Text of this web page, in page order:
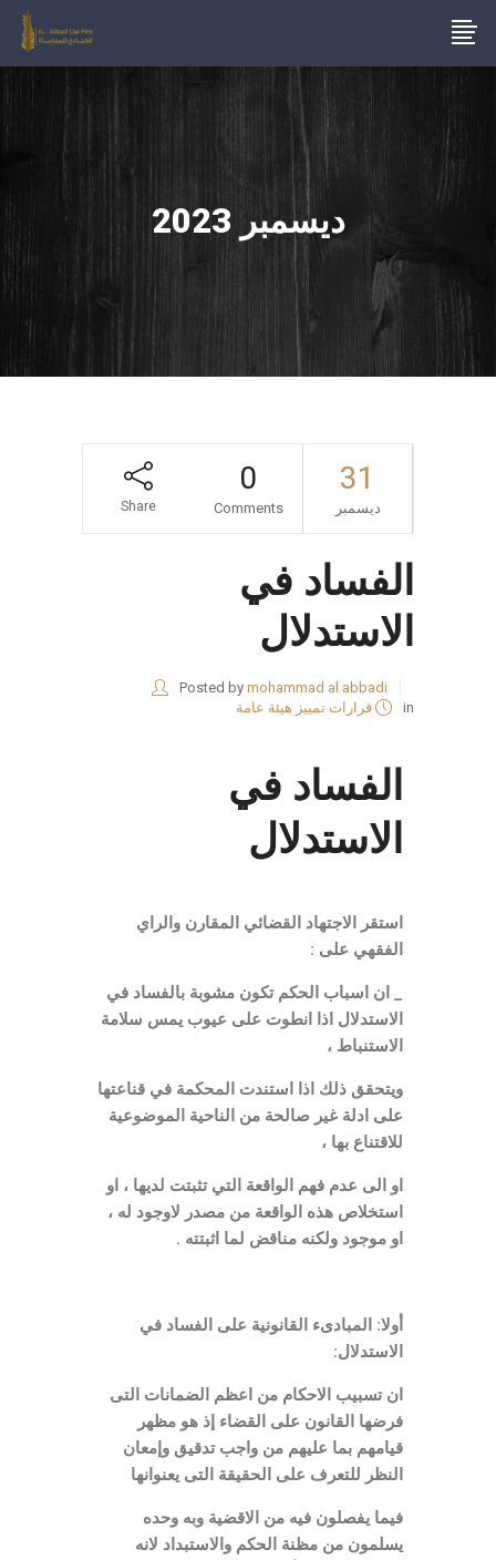
ديسمبر 2023
31
ديسمبر
0
Comments
Share
الفساد في
الاستدلال
Posted by mohammad al abbadi
in
قرارات تمييز هيئة عامة
الفساد في
الاستدلال
استقر الاجتهاد القضائي المقارن والراي
الفقهي على :
_ ان اسباب الحكم تكون مشوبة بالفساد في
الاستدلال اذا انطوت على عيوب يمس سلامة
الاستنباط ،
ويتحقق ذلك اذا استندت المحكمة في قناعتها
على ادلة غير صالحة من الناحية الموضوعية
للاقتناع بها ،
او الى عدم فهم الواقعة التي تثبتت لديها ، او
استخلاص هذه الواقعة من مصدر لاوجود له ،
او موجود ولكنه مناقض لما اثبتته .
أولا: المبادىء القانونية على الفساد في
الاستدلال:
ان تسبيب الاحكام من اعظم الضمانات التى
فرضها القانون على القضاء إذ هو مظهر
قيامهم بما عليهم من واجب تدقيق وإمعان
النظر للتعرف على الحقيقة التى يعنوانها
فيما يفصلون فيه من الاقضية وبه وحده
يسلمون من مظنة الحكم والاستبداد لانه